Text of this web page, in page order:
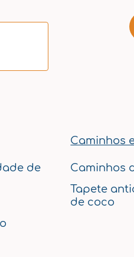
de
Caminhos
Caminhos
Tapete
de coco